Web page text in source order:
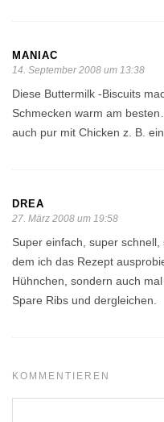
MANIAC
14. September 2008 um 13:38
Diese Buttermilk -Biscuits
Schmecken warm am
auch pur mit Chicken z. B.
DREA
27. März 2008 um 19:58
Super einfach, super
dem ich das Rezept
Hühnchen, sondern auch
Spare Ribs und dergleichen.
KOMMENTIEREN